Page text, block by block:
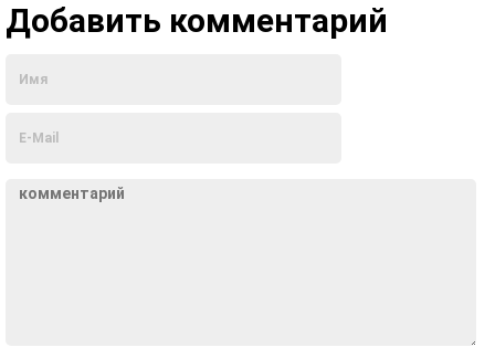
Добавить комментарий